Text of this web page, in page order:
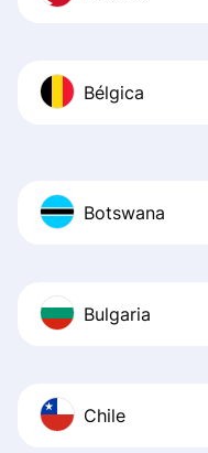
Bélgica
Botswana
Bulgaria
Chile